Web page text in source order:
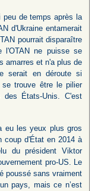
de temps après la
d'Ukraine entamerait
pourrait disparaître
l'OTAN ne puisse se
amarres et n'a plus de
serait en déroute si
se trouve être le pilier
des États-Unis. C'est
eu les yeux plus gros
coup d'État en 2014 à
du président Viktor
pro-US. Le
poussé sans vraiment
pays, mais ce n’est